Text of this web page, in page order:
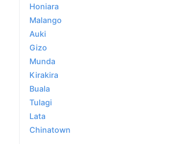
Honiara
Malango
Auki
Gizo
Munda
Kirakira
Buala
Tulagi
Lata
Chinatown